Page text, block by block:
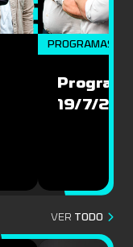
PROGRAMAS
19/7/
VER TODO